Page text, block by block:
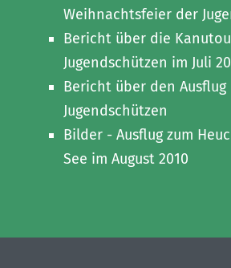
Weihnachtsfeier der
Bericht über die
Jugendschützen im Juli
Bericht über den Ausflug
Jugendschützen
Bilder - Ausflug zum
See im August 2010